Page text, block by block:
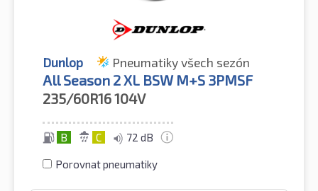
Dunlop Pneumatiky všech sezón
All Season 2 XL BSW M+S 3PMSF
235/60R16104V
B C 72 dB
Porovnat pneumatiky